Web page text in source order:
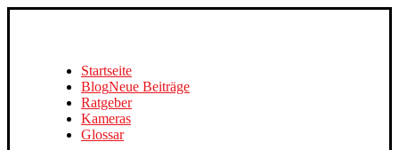
Startseite
BlogNeue Beiträge
Ratgeber
Kameras
Glossar